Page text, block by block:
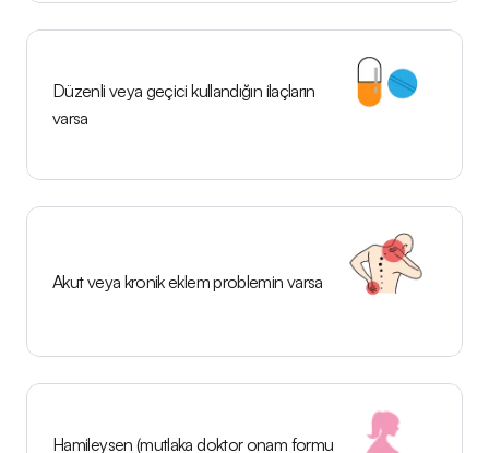
Düzenli veya geçici kullandığın ilaçların
varsa
Akut veya kronik eklem problemin varsa
Hamileysen (mutlaka doktor onam formu